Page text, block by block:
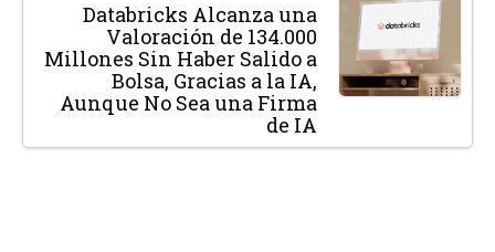
Databricks Alcanza una
Valoración de 134.000
Millones Sin Haber Salido a
Bolsa, Gracias a la IA,
Aunque No Sea una Firma
de IA